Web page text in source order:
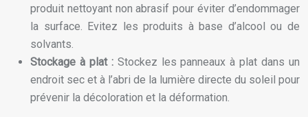
produit nettoyant non abrasif pour éviter d’endommager
la surface. Evitez les produits à base d’alcool ou de
solvants.
Stockage à plat : Stockez les panneaux à plat dans un
endroit sec et à l’abri de la lumière directe du soleil pour
prévenir la décoloration et la déformation.